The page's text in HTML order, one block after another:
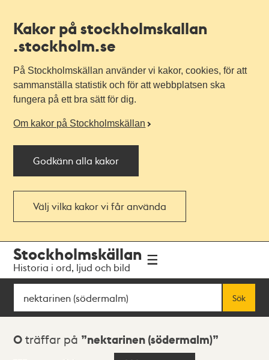
Kakor på stockholmskallan
.stockholm.se
På Stockholmskällan använder vi kakor, cookies, för att
sammanställa statistik och för att webbplatsen ska
fungera på ett bra sätt för dig.
Om kakor på Stockholmskällan
Godkänn alla kakor
Välj vilka kakor vi får använda
navigationen
huvudinnehållet
Stockholmskällan
Historia i ord, ljud och bild
Sök
Sök
Sökresultat
0 träffar på nektarinen (södermalm)